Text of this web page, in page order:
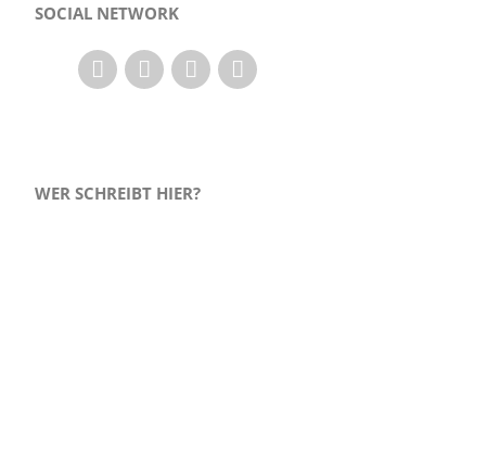
SOCIAL NETWORK
WER SCHREIBT HIER?